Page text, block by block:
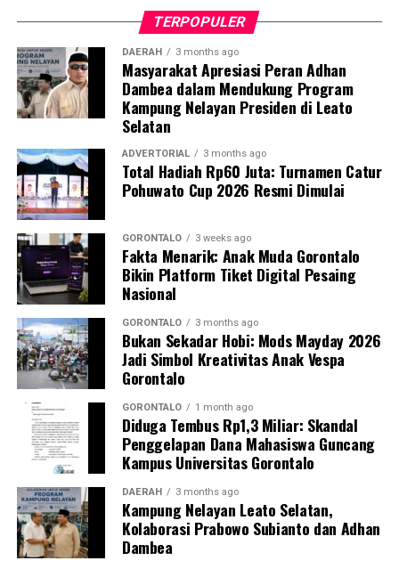
sesuai ketentuan yang berlaku. Komitmen kami jelas,
penegakan hukum terhadap PETI dilakukan secara
berkelanjutan,” tegas IPTU Renly.
Saat ini seluruh barang bukti beserta kedua terduga
pelaku telah digelandang ke Mapolres Pohuwato guna
menjalani pemeriksaan intensif. Penyidik Satreskrim
masih melengkapi administrasi penyidikan (mindik) dan
menginterogasi sejumlah saksi untuk membongkar
jaringan penambangan ilegal tersebut secara
menyeluruh.
“Kami mengapresiasi keberanian warga yang
melaporkan aktivitas ilegal ini. Partisipasi aktif
masyarakat sangat krusial dalam menjaga kondusivitas
keamanan serta kelestarian ekosistem lingkungan di
Kabupaten Pohuwato,” tambah IPTU Renly.
Polres Pohuwato mengimbau seluruh elemen
masyarakat agar tidak tergiur terlibat dalam aktivitas
pertambangan ilegal dan segera melapor ke pihak
berwajib apabila menemukan indikasi kegiatan PETI di
wilayahnya.
TERPOPULER
DAERAH 3 months ago
Masyarakat Apresiasi Peran Adhan
Dambea dalam Mendukung Program
Kampung Nelayan Presiden di Leato
Selatan
ADVERTORIAL 3 months ago
Total Hadiah Rp60 Juta: Turnamen Catur
Pohuwato Cup 2026 Resmi Dimulai
GORONTALO 3 weeks ago
Fakta Menarik: Anak Muda Gorontalo
Bikin Platform Tiket Digital Pesaing
Nasional
GORONTALO 3 months ago
Bukan Sekadar Hobi: Mods Mayday 2026
Jadi Simbol Kreativitas Anak Vespa
Gorontalo
GORONTALO 1 month ago
Diduga Tembus Rp1,3 Miliar: Skandal
Penggelapan Dana Mahasiswa Guncang
Kampus Universitas Gorontalo
DAERAH 3 months ago
Kampung Nelayan Leato Selatan,
Kolaborasi Prabowo Subianto dan Adhan
Dambea